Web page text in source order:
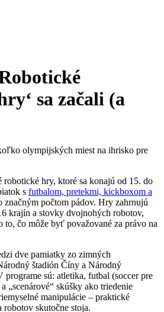
sa začali (a
olympijských miest na ihrisko pre
robotické hry, ktoré sa konajú od 15. do
s futbalom, pretekmi, kickboxom a
značným počtom pádov. Hry zahrnujú
krajín a stovky dvojnohých robotov,
to, čo môže byť považované za právo na
dve pamiatky zo zimných
štadión Číny a Národný
sú: atletika, futbal (soccer pre
„scenárové“ skúšky ako triedenie
manipulácie – praktické
skutočne stoja.